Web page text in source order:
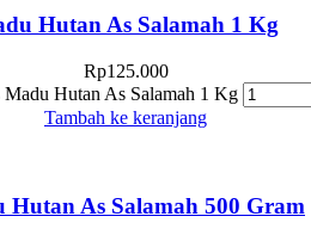
Hutan As Salamah 1 Kg
Rp125.000
Madu Hutan As Salamah 1 Kg
Tambah ke keranjang
Hutan As Salamah 500 Gram